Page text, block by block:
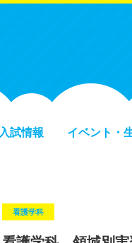
入試情報 イベント・
看護学科